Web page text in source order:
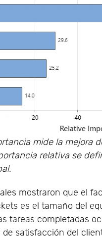
mide la mejora
relativa se
mostraron que el
es el tamaño del
tareas completadas
satisfacción del